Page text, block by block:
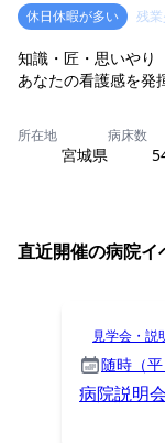
休日休暇が多い
残
知識・匠・思いやり
あなたの看護感を発
所在地
宮城県
病床数
直近開催の病院イ
見学会・説
随時（平
病院説明